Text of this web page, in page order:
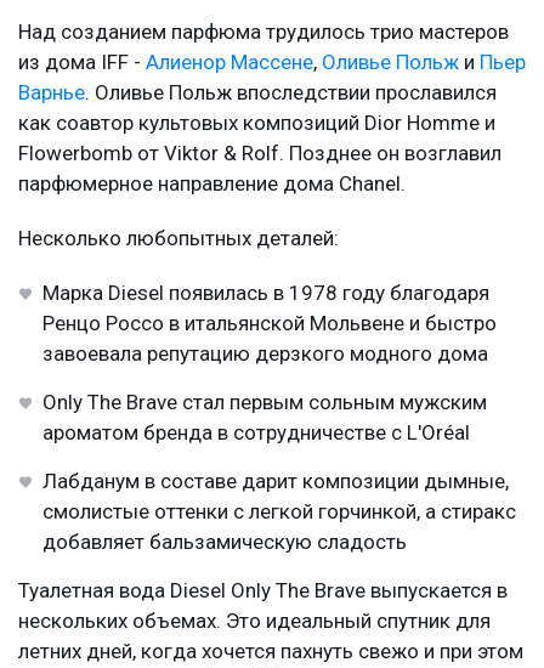
Над созданием парфюма трудилось трио мастеров
из дома IFF - Алиенор Массене, Оливье Польж и Пьер
Варнье. Оливье Польж впоследствии прославился
как соавтор культовых композиций Dior Homme и
Flowerbomb от Viktor & Rolf. Позднее он возглавил
парфюмерное направление дома Chanel.
Несколько любопытных деталей:
Марка Diesel появилась в 1978 году благодаря
Ренцо Россо в итальянской Мольвене и быстро
завоевала репутацию дерзкого модного дома
Only The Brave стал первым сольным мужским
ароматом бренда в сотрудничестве с L'Oréal
Лабданум в составе дарит композиции дымные,
смолистые оттенки с легкой горчинкой, а стиракс
добавляет бальзамическую сладость
Туалетная вода Diesel Only The Brave выпускается в
нескольких объемах. Это идеальный спутник для
летних дней, когда хочется пахнуть свежо и при этом